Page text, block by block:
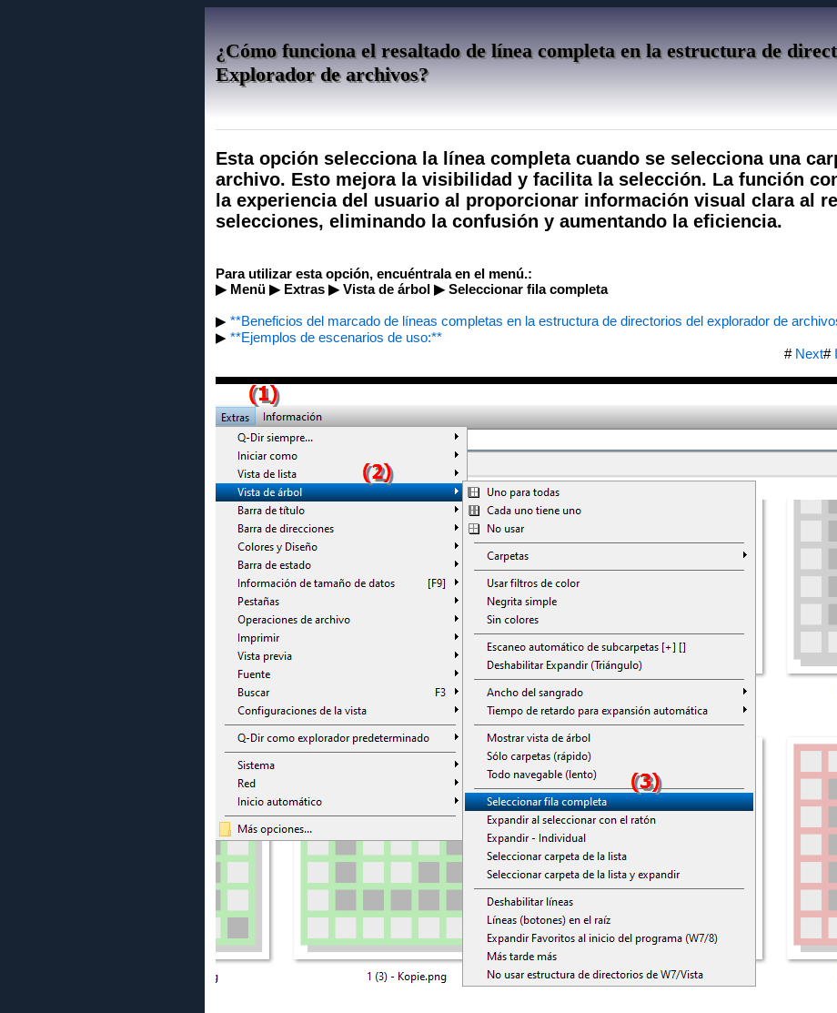
¿Cómo funciona el resaltado de línea completa en la estructura de
Explorador de archivos?
Esta opción selecciona la línea completa cuando se selecciona una
archivo. Esto mejora la visibilidad y facilita la selección. La función
la experiencia del usuario al proporcionar información visual clara al
selecciones, eliminando la confusión y aumentando la eficiencia.
Para utilizar esta opción, encuéntrala en el menú.:
▶ Menü ▶ Extras ▶ Vista de árbol ▶ Seleccionar fila completa
▶ **Beneficios del marcado de líneas completas en la estructura de directorios del explorador de
▶ **Ejemplos de escenarios de uso:**
# Next#